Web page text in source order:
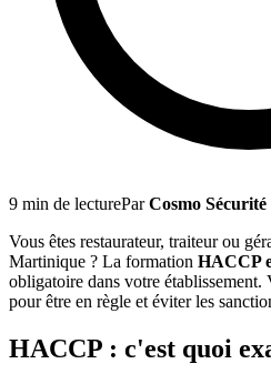
9 min de lectureParCosmo Sécurité
Vous êtes restaurateur, traiteur ou
Martinique ? La formation HACCP
obligatoire dans votre
pour être en règle et éviter les
HACCP : c'est quoi